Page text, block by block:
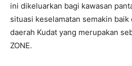
ini dikeluarkan bagi kawasan
situasi keselamatan semakin
daerah Kudat yang merupakan
ZONE.